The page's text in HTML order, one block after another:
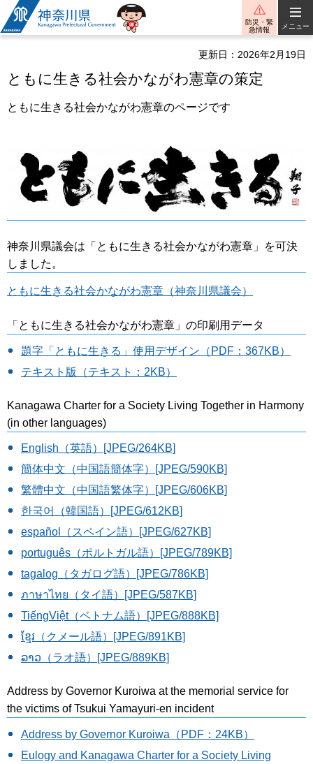
神奈川県
防災・緊
急情報
メニュー
更新日：2026年2月19日
ともに生きる社会かながわ憲章の策定
ともに生きる社会かながわ憲章のページです
神奈川県議会は「ともに生きる社会かながわ憲章」を可決
しました。
ともに生きる社会かながわ憲章（神奈川県議会）
「ともに生きる社会かながわ憲章」の印刷用データ
題字「ともに生きる」使用デザイン（PDF：367KB）
テキスト版（テキスト：2KB）
Kanagawa Charter for a Society Living Together in Harmony
(in other languages)
English（英語）[JPEG/264KB]
簡体中文（中国語簡体字）[JPEG/590KB]
繁體中文（中国語繁体字）[JPEG/606KB]
한국어（韓国語）[JPEG/612KB]
español（スペイン語）[JPEG/627KB]
português（ポルトガル語）[JPEG/789KB]
tagalog（タガログ語）[JPEG/786KB]
ภาษาไทย（タイ語）[JPEG/587KB]
TiếngViệt（ベトナム語）[JPEG/888KB]
ខ្មែរ（クメール語）[JPEG/891KB]
ລາວ（ラオ語）[JPEG/889KB]
Address by Governor Kuroiwa at the memorial service for
the victims of Tsukui Yamayuri-en incident
Address by Governor Kuroiwa（PDF：24KB）
Eulogy and Kanagawa Charter for a Society Living